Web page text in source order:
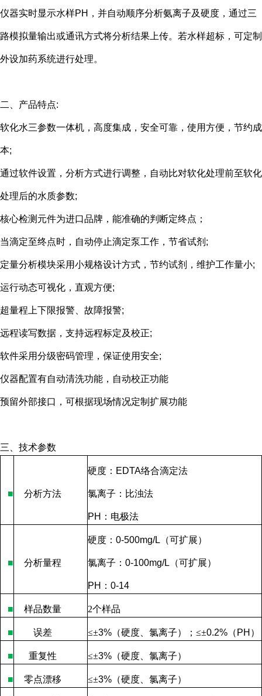
仪器实时显示水样PH，并自动顺序分析氨离子及硬度，通过三
路模拟量输出或通讯方式将分析结果上传。若水样超标，可定制
外设加药系统进行处理。
二、产品特点:
软化水三参数一体机，高度集成，安全可靠，使用方便，节约成
本;
通过软件设置，分析方式进行调整，自动比对软化处理前至软化
处理后的水质参数;
核心检测元件为进口品牌，能准确的判断定终点；
当滴定至终点时，自动停止滴定泵工作，节省试剂;
定量分析模块采用小规格设计方式，节约试剂，维护工作量小;
运行动态可视化，直观方便;
超量程上下限报警、故障报警;
远程读写数据，支持远程标定及校正;
软件采用分级密码管理，保证使用安全;
仪器配置有自动清洗功能，自动校正功能
预留外部接口，可根据现场情况定制扩展功能
三、技术参数
■ 分析方法
硬度： EDTA络合滴定法
氯离子：比浊法
PH ：电极法
■ 分析量程
硬度： 0-500mg/L （可扩展）
氯离子： 0-100mg/L （可扩展）
PH ： 0-14
■ 样品数量 2个样品
■ 误差 ≤±3% （硬度、氯离子）； ≤±0.2% （ PH ）
■ 重复性 ≤±3% （硬度、氯离子）
■ 零点漂移 ≤±3% （硬度、氯离子）